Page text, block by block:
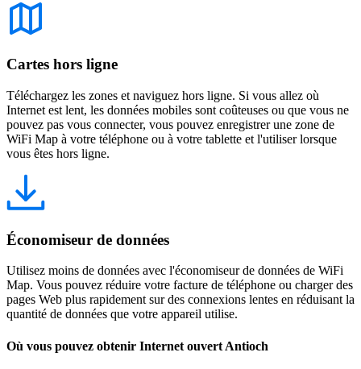
Cartes hors ligne
Téléchargez les zones et naviguez hors ligne. Si vous allez où
Internet est lent, les données mobiles sont coûteuses ou que vous ne
pouvez pas vous connecter, vous pouvez enregistrer une zone de
WiFi Map à votre téléphone ou à votre tablette et l'utiliser lorsque
vous êtes hors ligne.
Économiseur de données
Utilisez moins de données avec l'économiseur de données de WiFi
Map. Vous pouvez réduire votre facture de téléphone ou charger des
pages Web plus rapidement sur des connexions lentes en réduisant la
quantité de données que votre appareil utilise.
Où vous pouvez obtenir Internet ouvert Antioch